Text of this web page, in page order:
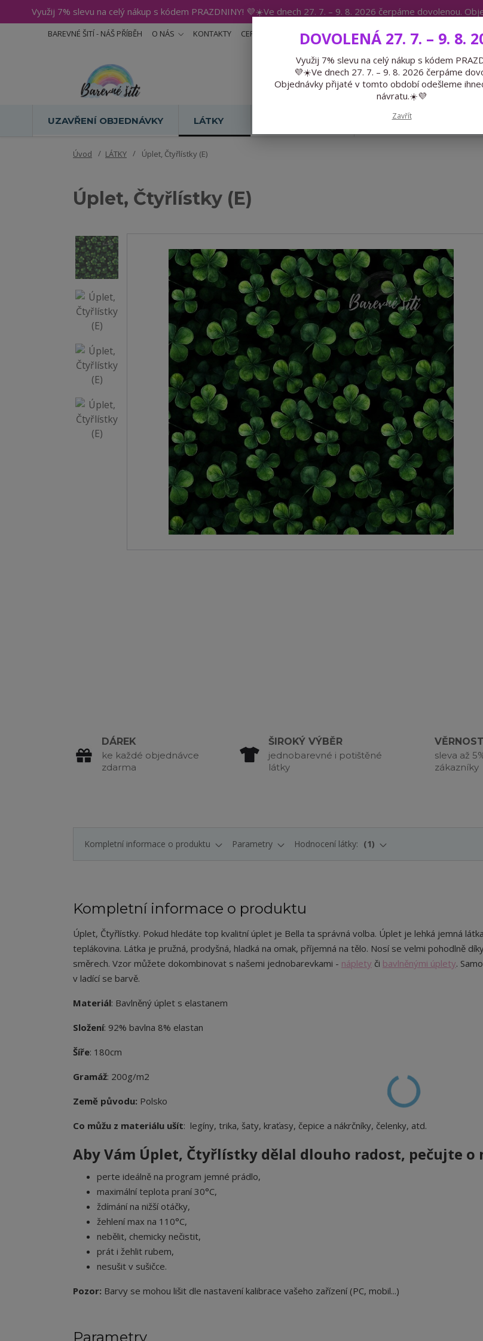
Využij 7% slevu na celý nákup s kódem PRAZDNINY! 💜☀️Ve dnech 27. 7. – 9. 8. 2026 čerpáme dovolenou.
BAREVNÉ ŠITÍ - NÁŠ PŘÍBĚH O NÁS KONTAKTY CERTIFIKÁTY BLOG Expedice 775
UZAVŘENÍ OBJEDNÁVKY LÁTKY PŘEDOBJEDNÁVKY
Úvod LÁTKY Úplet, Čtyřlístky (E)
Úplet, Čtyřlístky (E)
DÁREK
ke každé objednávce
zdarma
ŠIROKÝ VÝBĚR
jednobarevné i potištěné
látky
sleva až
zákazníky
Kompletní informace o produktu Parametry Hodnocení látky: 1
Kompletní informace o produktu
Úplet, Čtyřlístky. Pokud hledáte top kvalitní úplet je Bella ta správná volba. Úplet je lehká jemná
teplákovina. Látka je pružná, prodyšná, hladká na omak, příjemná na tělo. Nosí se velmi pohodlně
směrech. Vzor můžete dokombinovat s našemi jednobarevkami - náplety či bavlněnými úplety.
v ladící se barvě.
Materiál: Bavlněný úplet s elastanem
Složení: 92% bavlna 8% elastan
Šíře: 180cm
Gramáž: 200g/m2
Země původu: Polsko
Co můžu z materiálu ušít: legíny, trika, šaty, kraťasy, čepice a nákrčníky, čelenky, atd.
Aby Vám Úplet, Čtyřlístky dělal dlouho radost, pečujte o
perte ideálně na program jemné prádlo,
maximální teplota praní 30°C,
ždímání na nižší otáčky,
žehlení max na 110°C,
nebělit, chemicky nečistit,
prát i žehlit rubem,
nesušit v sušičce.
Pozor: Barvy se mohou lišit dle nastavení kalibrace vašeho zařízení (PC, mobil...)
Parametry
DOVOLENÁ 27. 7. – 9. 8.
Využij 7% slevu na celý nákup s kódem
💜☀️Ve dnech 27. 7. – 9. 8. 2026 čerpáme
Objednávky přijaté v tomto období odešleme
návratu.☀️💜
Zavřít